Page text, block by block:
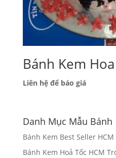
Bánh Kem
Liên hệ để báo giá
Danh Mục Mẫu Bánh
Bánh Kem Best Seller HCM
Bánh Kem Hoả Tốc HCM